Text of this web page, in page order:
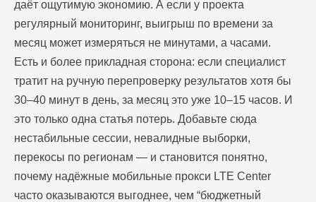
даёт ощутимую экономию. А если у проекта
регулярный мониторинг, выигрыш по времени за
месяц может измеряться не минутами, а часами.
Есть и более прикладная сторона: если специалист
тратит на ручную перепроверку результатов хотя бы
30–40 минут в день, за месяц это уже 10–15 часов. И
это только одна статья потерь. Добавьте сюда
нестабильные сессии, невалидные выборки,
перекосы по регионам — и становится понятно,
почему надёжные мобильные прокси LTE Center
часто оказываются выгоднее, чем “бюджетный